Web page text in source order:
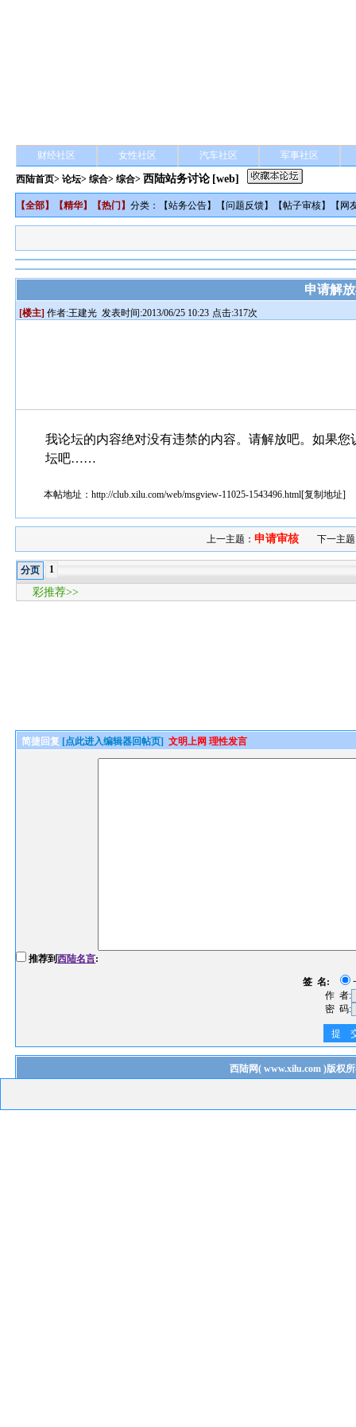
财经社区 女性社区 汽车社区 军事社区
西陆首页>论坛>综合> 综合> 西陆站务讨论 [web]
【全部】【精华】【热门 】分类：【站务公告】【问题反馈】【帖子审核】【 网
申请解
[楼主] 作者:王建光 发表时间:2013/06/25 10:23 点击:317次
我论坛的内容绝对没有违禁的内容。请解放吧。如果
坛吧……
本帖地址：http://club.xilu.com/web/msgview-11025-1543496.html[复制地址]
上一主题： 申请审核 下一主
分页 1
彩推荐>>
简捷回复 [点此进入编辑器回帖页] 文明上网 理性发言
推荐到西陆名言:
签 名:
作 者:
密 码:
提
西陆网( www.xilu.com)版权